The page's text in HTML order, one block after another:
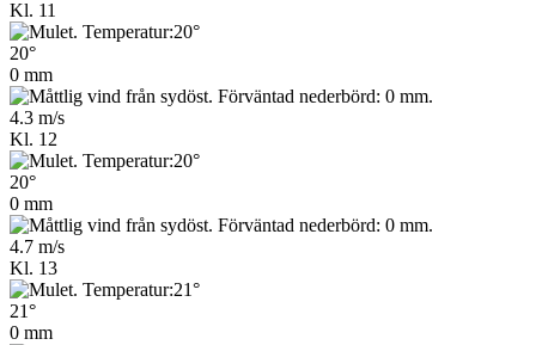
Kl. 11
20°
0 mm
4.3 m/s
Kl. 12
20°
0 mm
4.7 m/s
Kl. 13
21°
0 mm